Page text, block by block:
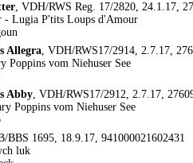
, VDH/RWS Reg. 17/2820, 24.1.17,
- Lugia P'tits Loups d'Amour
Allegra, VDH/RWS17/2914, 2.7.17,
Poppins vom Niehuser See
Abby, VDH/RWS17/2912, 2.7.17,
Poppins vom Niehuser See
BBS 1695, 18.9.17, 941000021602431
luk